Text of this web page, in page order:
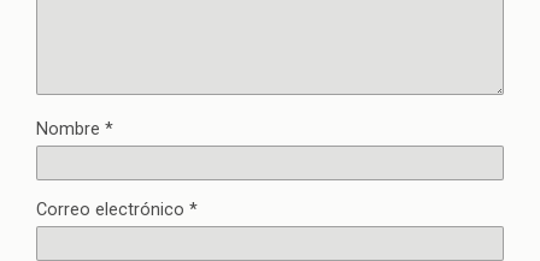
Nombre *
Correo electrónico *